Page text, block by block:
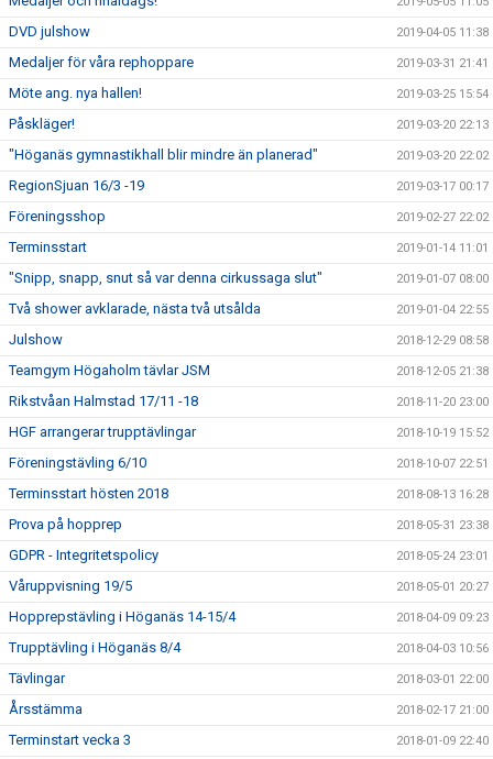
DVD julshow 2019-04-05 11:38
Medaljer för våra rephoppare 2019-03-31 21:41
Möte ang. nya hallen! 2019-03-25 15:54
Påskläger! 2019-03-20 22:13
"Höganäs gymnastikhall blir mindre än planerad" 2019-03-20 22:02
RegionSjuan 16/3 -19 2019-03-17 00:17
Föreningsshop 2019-02-27 22:02
Terminsstart 2019-01-14 11:01
"Snipp, snapp, snut så var denna cirkussaga slut" 2019-01-07 08:00
Två shower avklarade, nästa två utsålda 2019-01-04 22:55
Julshow 2018-12-29 08:58
Teamgym Högaholm tävlar JSM 2018-12-05 21:38
Rikstvåan Halmstad 17/11 -18 2018-11-20 23:00
HGF arrangerar trupptävlingar 2018-10-19 15:52
Föreningstävling 6/10 2018-10-07 22:51
Terminsstart hösten 2018 2018-08-13 16:28
Prova på hopprep 2018-05-31 23:38
GDPR - Integritetspolicy 2018-05-24 23:01
Våruppvisning 19/5 2018-05-01 20:27
Hopprepstävling i Höganäs 14-15/4 2018-04-09 09:23
Trupptävling i Höganäs 8/4 2018-04-03 10:56
Tävlingar 2018-03-01 22:00
Årsstämma 2018-02-17 21:00
Terminstart vecka 3 2018-01-09 22:40